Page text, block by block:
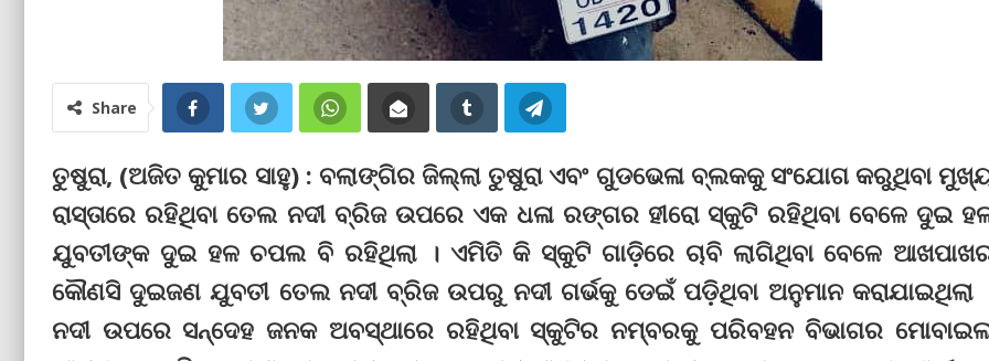
Share
ତୁଷୁରା, (ଅଜିତ କୁମାର ସାହୁ) : ବଲାଙ୍ଗିର ଜିଲ୍ଲା ତୁଷୁରା ଏବଂ ଗୁଡଭେଳା ବ୍ଲକକୁ ସଂଯୋଗ କରୁଥିବା
ରାସ୍ତାରେ ରହିଥିବା ତେଲ ନଦୀ ବ୍ରିଜ ଉପରେ ଏକ ଧଳା ରଙ୍ଗର ହୀରୋ ସ୍କୁଟି ରହିଥିବା ବେଳେ ଦୁଇ
ଯୁବତୀଙ୍କ ଦୁଇ ହଳ ଚପଲ ବି ରହିଥିଲା । ଏମିତି କି ସ୍କୁଟି ଗାଡ଼ିରେ ଚାବି ଲାଗିଥିବା ବେଳେ
କୌଣସି ଦୁଇଜଣ ଯୁବତୀ ତେଲ ନଦୀ ବ୍ରିଜ ଉପରୁ ନଦୀ ଗର୍ଭକୁ ଡେଇଁ ପଡ଼ିଥିବା ଅନୁମାନ କରାଯାଇଥିଲା
ନଦୀ ଉପରେ ସନ୍ଦେହ ଜନକ ଅବସ୍ଥାରେ ରହିଥିବା ସ୍କୁଟିର ନମ୍ବରକୁ ପରିବହନ ବିଭାଗର